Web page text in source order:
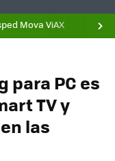
Mova ViAX
para PC es
TV y
las